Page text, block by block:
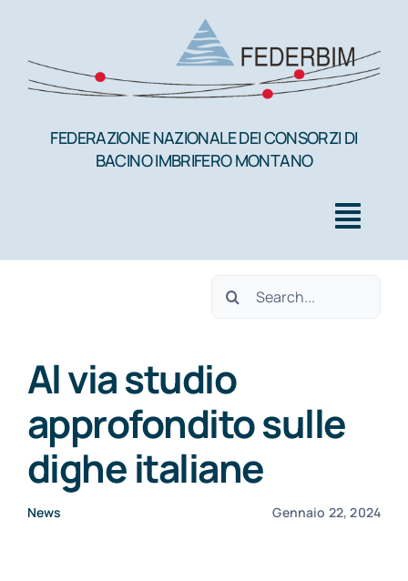
contenuto
FEDERAZIONE NAZIONALE DEI CONSORZI DI
BACINO IMBRIFERO MONTANO
HOME
FEDERBIM
CONSORZI BIM
Cerca
Al via studio
approfondito sulle
dighe italiane
News Gennaio 22, 2024